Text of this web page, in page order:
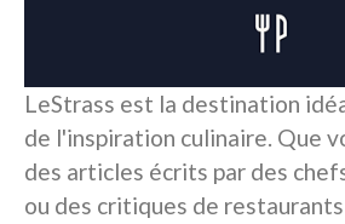
LeStrass est la destination
de l'inspiration culinaire. Que
des articles écrits par des
ou des critiques de